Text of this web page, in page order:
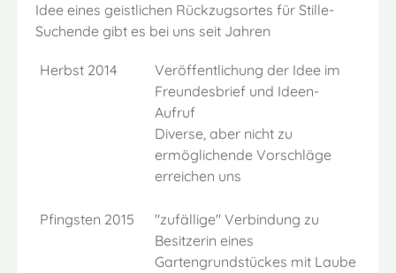
Idee eines geistlichen Rückzugsortes für Stille-
Suchende gibt es bei uns seit Jahren
Herbst 2014
Veröffentlichung der Idee im
Freundesbrief und Ideen-
Aufruf
Diverse, aber nicht zu
ermöglichende Vorschläge
erreichen uns
Pfingsten 2015
"zufällige" Verbindung zu
Besitzerin eines
Gartengrundstückes mit Laube